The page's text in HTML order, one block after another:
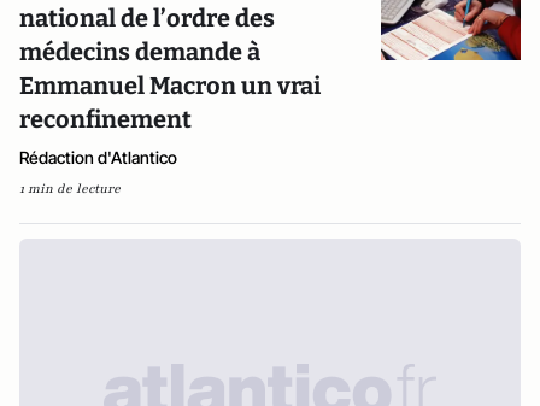
national de l’ordre des
médecins demande à
Emmanuel Macron un vrai
reconfinement
Rédaction d'Atlantico
1 min de lecture